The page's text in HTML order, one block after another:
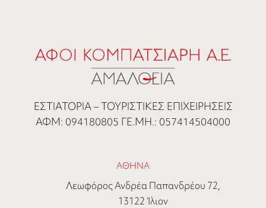
ΕΣΤΙΑΤΟΡΙΑ – ΤΟΥΡΙΣΤΙΚΕΣ ΕΠΙΧΕΙΡΗΣΕΙΣ
ΑΦΜ: 094180805 ΓΕ.ΜΗ.: 057414504000
ΑΘΗΝΑ
Λεωφόρος Ανδρέα Παπανδρέου 72,
13122 Ίλιον